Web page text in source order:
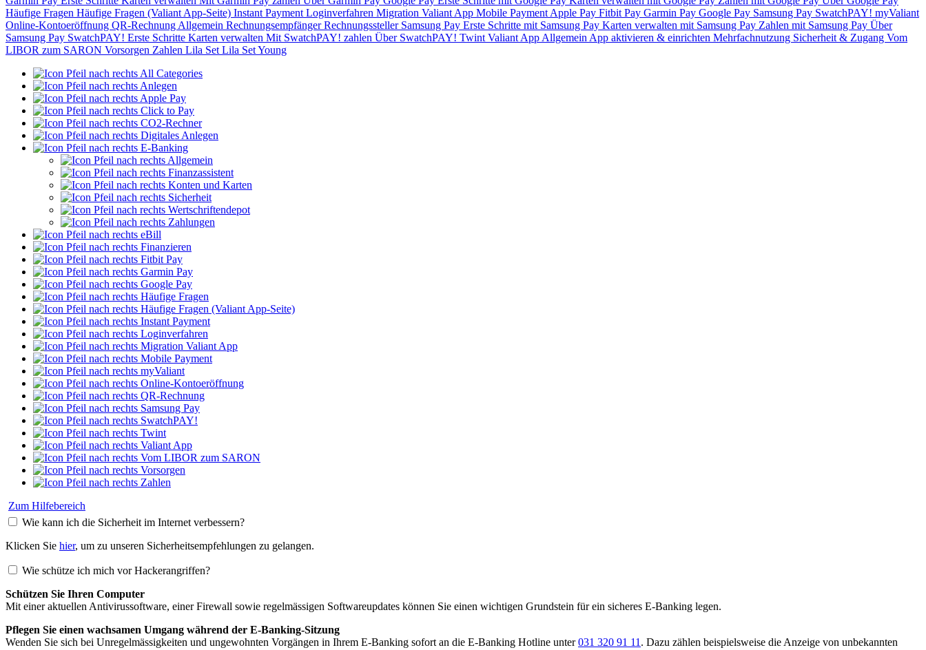
Häufige Fragen Häufige Fragen (Valiant App-Seite) Instant Payment Loginverfahren Migration Valiant App Mobile Payment Apple Pay Fitbit Pay Garmin Pay Google Pay Samsung Pay SwatchPAY! myValiant
Online-Kontoeröffnung QR-Rechnung Allgemein RechnungsempfängerRechnungssteller Samsung Pay Erste Schritte mit Samsung Pay Karten verwalten mit Samsung Pay Zahlen mit Samsung Pay Über
Samsung Pay SwatchPAY! Erste Schritte Karten verwalten Mit SwatchPAY! zahlen Über SwatchPAY! Twint Valiant App Allgemein App aktivieren & einrichten Mehrfachnutzung Sicherheit & Zugang Vom
LIBOR zum SARON Vorsorgen Zahlen Lila Set Lila Set Young
All Categories
Anlegen
Apple Pay
Click to Pay
CO2-Rechner
Digitales Anlegen
E-Banking
Allgemein
Finanzassistent
Konten und Karten
Sicherheit
Wertschriftendepot
Zahlungen
eBill
Finanzieren
Fitbit Pay
Garmin Pay
Google Pay
Häufige Fragen
Häufige Fragen (Valiant App-Seite)
Instant Payment
Loginverfahren
Migration Valiant App
Mobile Payment
myValiant
Online-Kontoeröffnung
QR-Rechnung
Samsung Pay
SwatchPAY!
Twint
Valiant App
Vom LIBOR zum SARON
Vorsorgen
Zahlen
Zum Hilfebereich
Wie kann ich die Sicherheit im Internet verbessern?
Klicken Sie hier, um zu unseren Sicherheitsempfehlungen zu gelangen.
Wie schütze ich mich vor Hackerangriffen?
Schützen Sie Ihren Computer
Mit einer aktuellen Antivirussoftware, einer Firewall sowie regelmässigen Softwareupdates können Sie einen wichtigen Grundstein für ein sicheres E-Banking legen.
Pflegen Sie einen wachsamen Umgang während der E-Banking-Sitzung
Wenden Sie sich bei Unregelmässigkeiten und ungewohnten Vorgängen in Ihrem E-Banking sofort an die E-Banking Hotline unter031 320 91 11 . Dazu zählen beispielsweise die Anzeige von unbekannten